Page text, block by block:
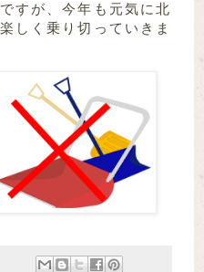
すが、今年も元気に北
しく乗り切っていきま